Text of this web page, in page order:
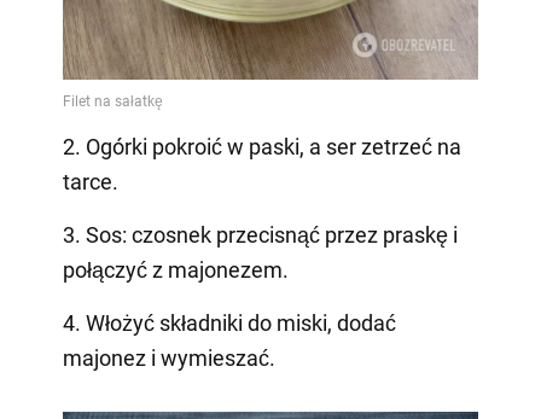
2. Ogórki pokroić w paski, a ser zetrzeć na
tarce.
3. Sos: czosnek przecisnąć przez praskę i
połączyć z majonezem.
4. Włożyć składniki do miski, dodać
majonez i wymieszać.